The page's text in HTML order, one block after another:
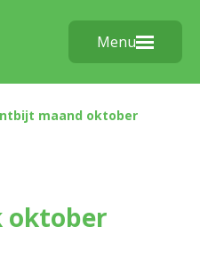
Menu
maand oktober
oktober